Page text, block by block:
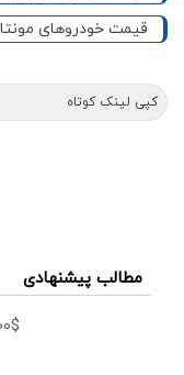
قیمت خودروهای
کپی لینک کوتاه
مطالب پیشنهادی
500$ هدیه به